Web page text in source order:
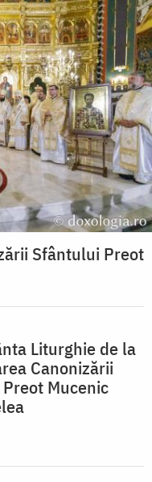
Sfântului Preot
Liturghie de la
Canonizării
Mucenic